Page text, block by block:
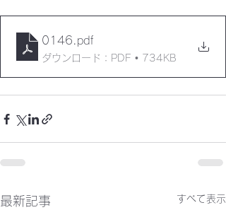
0146 .pdf
ダウンロード：PDF • 734KB
最新記事 すべて表示